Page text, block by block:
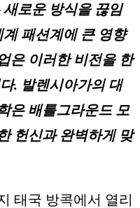
로운 방식을 끊임
계 패션계에 큰 영향
은 이러한 비전을 한
. 발렌시아가의 대
은 배틀그라운드 모
헌신과 완벽하게 맞
태국 방콕에서 열리